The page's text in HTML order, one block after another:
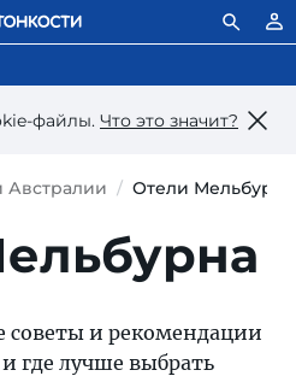
файлы. Что это значит?
Австралии Отели Мельбурна
советы и рекомендации
где лучше выбрать